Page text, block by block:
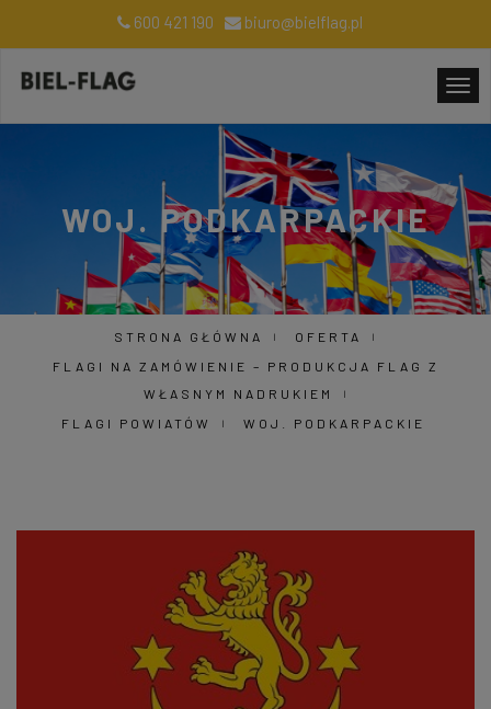
600 421 190 biuro@bielflag.pl
WOJ. PODKARPACKIE
STRONA GŁÓWNA
OFERTA
FLAGI NA ZAMÓWIENIE – PRODUKCJA FLAG Z
WŁASNYM NADRUKIEM
FLAGI POWIATÓW
WOJ. PODKARPACKIE